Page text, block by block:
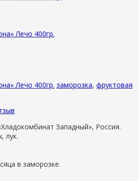
Лечо 400гр.
Лечо 400гр. заморозка, фруктовая
Западный», Россия.
лук.
в заморозке.